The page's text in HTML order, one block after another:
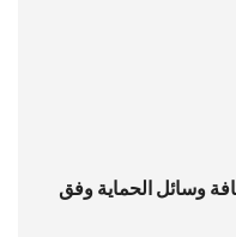
وسائل الحماية وفق